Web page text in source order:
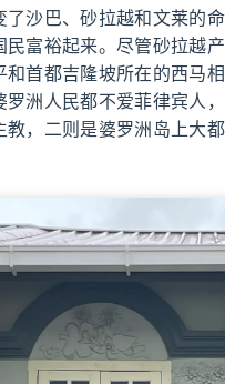
了沙巴、砂拉越和文莱的
民富裕起来。尽管砂拉越
和首都吉隆坡所在的西马
罗洲人民都不爱菲律宾人
教，二则是婆罗洲岛上大